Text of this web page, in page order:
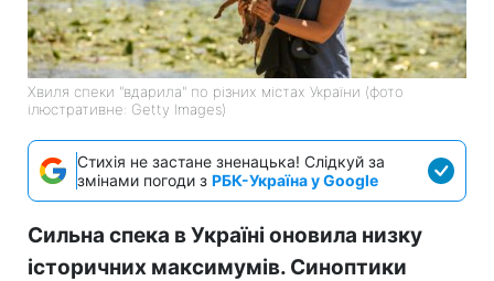
Хвиля спеки "вдарила" по різних містах України (фото
ілюстративне: Getty Images)
Стихія не застане зненацька! Слідкуй за
змінами погоди з РБК-Україна у Google
Сильна спека в Україні оновила низку
історичних максимумів. Синоптики